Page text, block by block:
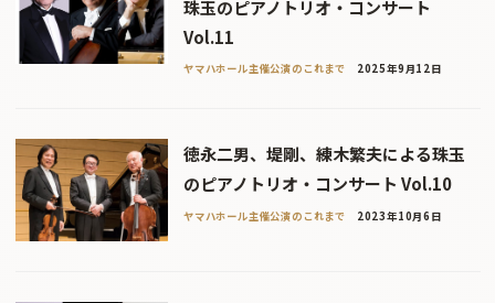
珠玉のピアノトリオ・コンサート
Vol.11
ヤマハホール主催公演のこれまで 2025年9月12日
徳永二男、堤剛、練木繁夫による珠玉
のピアノトリオ・コンサート Vol.10
ヤマハホール主催公演のこれまで 2023年10月6日